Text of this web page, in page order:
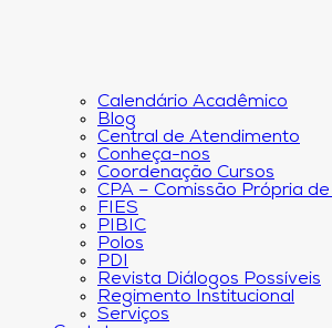
Calendário Acadêmico
Blog
Central de Atendimento
Conheça-nos
Coordenação Cursos
CPA – Comissão Própria
FIES
PIBIC
Polos
PDI
Revista Diálogos Possíveis
Regimento Institucional
Serviços